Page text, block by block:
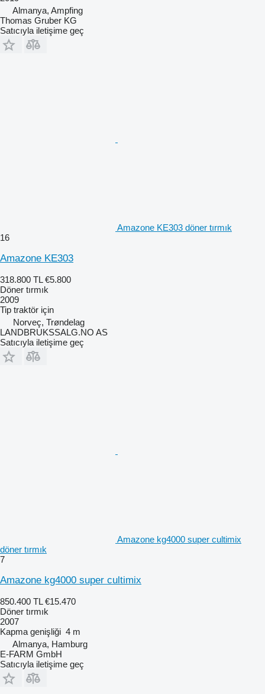
Almanya, Ampfing
Thomas Gruber KG
Satıcıyla iletişime geç
Amazone KE303 döner tırmık
16
Amazone KE303
318.800 TL €5.800
Döner tırmık
2009
Tip traktör için
Norveç, Trøndelag
LANDBRUKSSALG.NO AS
Satıcıyla iletişime geç
Amazone kg4000 super cultimix
döner tırmık
7
Amazone kg4000 super cultimix
850.400 TL €15.470
Döner tırmık
2007
Kapma genişliği 4 m
Almanya, Hamburg
E-FARM GmbH
Satıcıyla iletişime geç